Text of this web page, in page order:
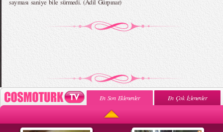
sayması saniye bile sürmedi. (Adil Gürpınar)
En Son Eklenenler En Çok İzlenenler